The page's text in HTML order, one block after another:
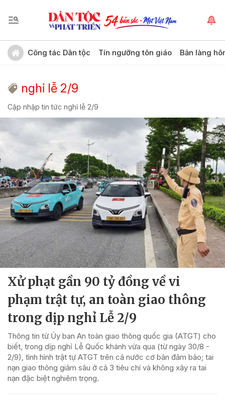
Công tác Dân tộc Tín ngưỡng tôn giáo Bản làng
nghỉ lễ 2/9
Cập nhập tin tức nghỉ lễ 2/9
Xử phạt gần 90 tỷ đồng về vi
phạm trật tự, an toàn giao thông
trong dịp nghỉ Lễ 2/9
Thông tin từ Ủy ban An toàn giao thông quốc gia (ATGT) cho
biết, trong dịp nghỉ Lễ Quốc khánh vừa qua (từ ngày 30/8 -
2/9), tình hình trật tự ATGT trên cả nước cơ bản đảm bảo; tai
nạn giao thông giảm sâu ở cả 3 tiêu chí và không xảy ra tai
nạn đặc biệt nghiêm trọng.